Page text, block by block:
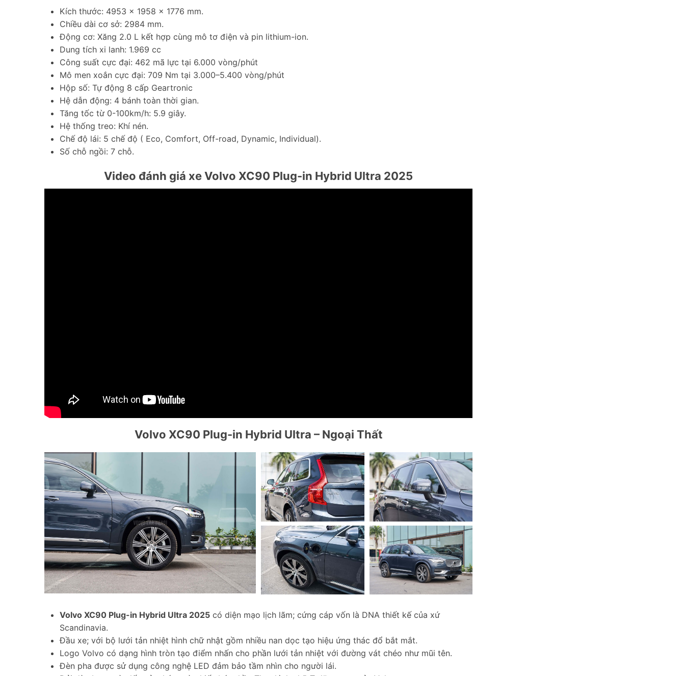
Kích thước: 4953 x 1958 x 1776 mm.
Chiều dài cơ sở: 2984 mm.
Động cơ: Xăng 2.0 L kết hợp cùng mô tơ điện và pin lithium-ion.
Dung tích xi lanh: 1.969 cc
Công suất cực đại: 462 mã lực tại 6.000 vòng/phút
Mô men xoắn cực đại: 709 Nm tại 3.000–5.400 vòng/phút
Hộp số: Tự động 8 cấp Geartronic
Hệ dẫn động: 4 bánh toàn thời gian.
Tăng tốc từ 0-100km/h: 5.9 giây.
Hệ thống treo: Khí nén.
Chế độ lái: 5 chế độ ( Eco, Comfort, Off-road, Dynamic, Individual).
Số chỗ ngồi: 7 chỗ.
Video đánh giá xeVolvo XC90 Plug-in Hybrid Ultra 2025
Volvo XC90 Plug-in Hybrid Ultra – Ngoại Thất
Volvo XC90 Plug-in Hybrid Ultra 2025 có diện mạo lịch lãm; cứng cáp vốn là DNA thiết kế của xứ
Scandinavia.
Đầu xe; với bộ lưới tản nhiệt hình chữ nhật gồm nhiều nan dọc tạo hiệu ứng thác đổ bắt mắt.
Logo Volvo có dạng hình tròn tạo điểm nhấn cho phần lưới tản nhiệt với đường vát chéo như mũi tên.
Đèn pha được sử dụng công nghệ LED đảm bảo tầm nhìn cho người lái.